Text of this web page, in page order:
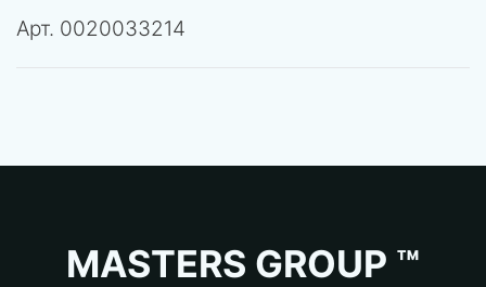
Арт. 0020033214
MASTERS GROUP ™